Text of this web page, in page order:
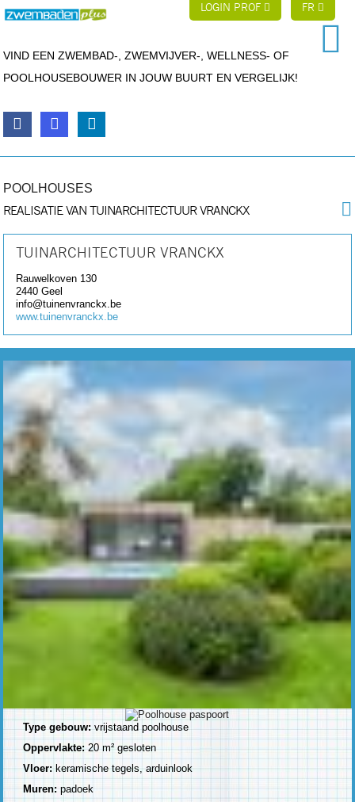
LOGIN PROF FR
VIND EEN ZWEMBAD-, ZWEMVIJVER-, WELLNESS- OF
POOLHOUSEBOUWER IN JOUW BUURT EN VERGELIJK!
POOLHOUSES
REALISATIE VAN TUINARCHITECTUUR VRANCKX
TUINARCHITECTUUR VRANCKX
Rauwelkoven 130
2440Geel
info@tuinenvranckx.be
www.tuinenvranckx.be
Type gebouw:vrijstaand poolhouse
Oppervlakte:20 m² gesloten
Vloer: keramische tegels, arduinlook
Muren: padoek